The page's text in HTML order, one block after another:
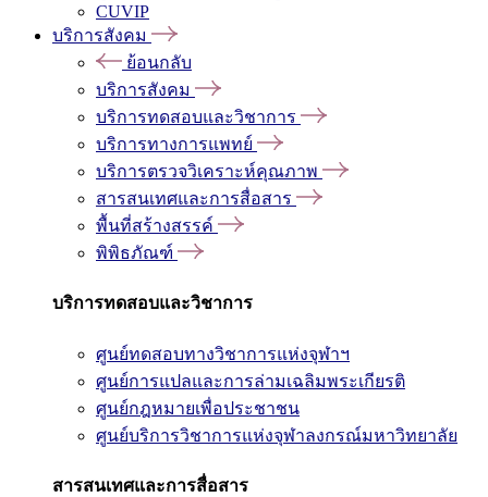
CUVIP
บริการสังคม
ย้อนกลับ
บริการสังคม
บริการทดสอบและวิชาการ
บริการทางการแพทย์
บริการตรวจวิเคราะห์คุณภาพ
สารสนเทศและการสื่อสาร
พื้นที่สร้างสรรค์
พิพิธภัณฑ์
บริการทดสอบและวิชาการ
ศูนย์ทดสอบทางวิชาการแห่งจุฬาฯ
ศูนย์การแปลและการล่ามเฉลิมพระเกียรติ
ศูนย์กฎหมายเพื่อประชาชน
ศูนย์บริการวิชาการแห่งจุฬาลงกรณ์มหาวิทยาลัย
สารสนเทศและการสื่อสาร